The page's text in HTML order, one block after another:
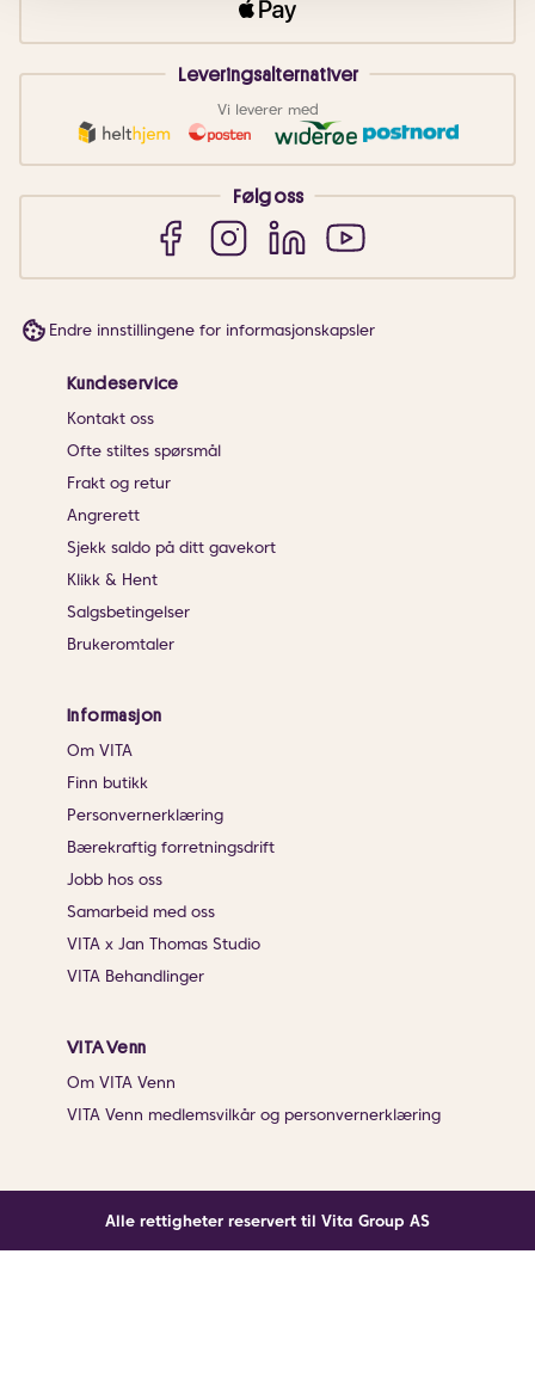
Leveringsalternativer
Vi leverer med
Følg oss
Endre innstillingene for informasjonskapsler
Kundeservice
Kontakt oss
Ofte stiltes spørsmål
Frakt og retur
Angrerett
Sjekk saldo på ditt gavekort
Klikk & Hent
Salgsbetingelser
Brukeromtaler
Informasjon
Om VITA
Finn butikk
Personvernerklæring
Bærekraftig forretningsdrift
Jobb hos oss
Samarbeid med oss
VITA x Jan Thomas Studio
VITA Behandlinger
VITA Venn
Om VITA Venn
VITA Venn medlemsvilkår og personvernerklæring
Alle rettigheter reservert til Vita Group AS